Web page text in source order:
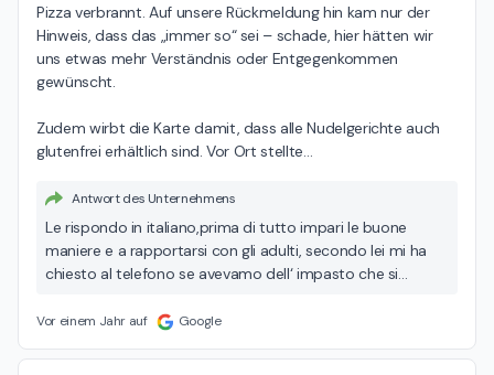
Pizza verbrannt. Auf unsere Rückmeldung hin kam nur der
Hinweis, dass das „immer so“ sei – schade, hier hätten wir
uns etwas mehr Verständnis oder Entgegenkommen
gewünscht.
Zudem wirbt die Karte damit, dass alle Nudelgerichte auch
glutenfrei erhältlich sind. Vor Ort stellte…
Antwort des Unternehmens
Le rispondo in italiano,prima di tutto impari le buone
maniere e a rapportarsi con gli adulti, secondo lei mi ha
chiesto al telefono se avevamo dell‘ impasto che si
dipo di celiachia poi voleva della pasta ripiena senza
avere tutta la pasta possibile senza glutine ma non quella
Vor einem Jahr auf Google